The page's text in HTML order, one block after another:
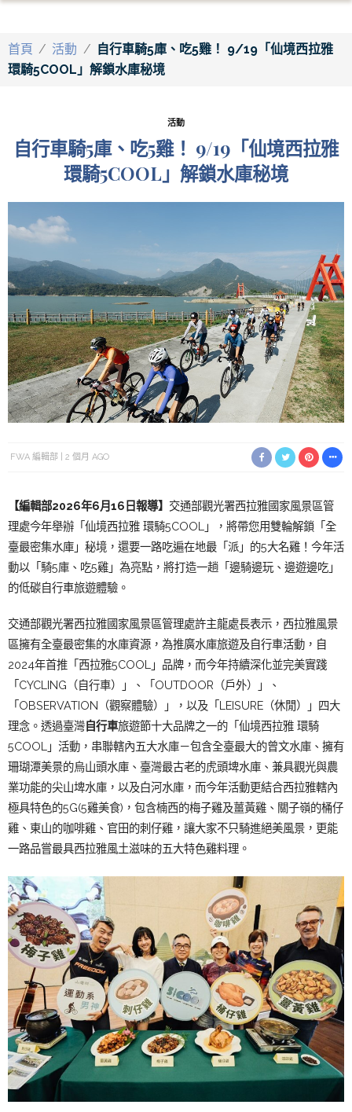
首頁 / 活動 / 自行車騎5庫、吃5雞！ 9/19「仙境西拉雅
環騎5COOL」解鎖水庫秘境
活動
自行車騎5庫、吃5雞！ 9/19「仙境西拉雅
環騎5COOL」解鎖水庫秘境
FWA 編輯部 2 個月 AGO
【編輯部2026年6月16日報導】 交通部觀光署西拉雅國家風景區管
理處今年舉辦「仙境西拉雅 環騎5COOL」，將帶您用雙輪解鎖「全
臺最密集水庫」秘境，還要一路吃遍在地最「派」的5大名雞！今年活
動以「騎5庫、吃5雞」為亮點，將打造一趟「邊騎邊玩、邊遊邊吃」
的低碳自行車旅遊體驗。
交通部觀光署西拉雅國家風景區管理處許主龍處長表示，西拉雅風景
區擁有全臺最密集的水庫資源，為推廣水庫旅遊及自行車活動，自
2024年首推「西拉雅5COOL」品牌，而今年持續深化並完美實踐
「CYCLING（自行車）」、「OUTDOOR（戶外）」、
「OBSERVATION（觀察體驗）」，以及「LEISURE（休閒）」四大
理念。透過臺灣 自行車旅遊節十大品牌之一的「仙境西拉雅 環騎
5COOL」活動，串聯轄內五大水庫－包含全臺最大的曾文水庫、擁有
珊瑚潭美景的烏山頭水庫、臺灣最古老的虎頭埤水庫、兼具觀光與農
業功能的尖山埤水庫，以及白河水庫，而今年活動更結合西拉雅轄內
極具特色的5G(5雞美食)，包含楠西的梅子雞及薑黃雞、關子嶺的桶仔
雞、東山的咖啡雞、官田的刺仔雞，讓大家不只騎進絕美風景，更能
一路品嘗最具西拉雅風土滋味的五大特色雞料理。